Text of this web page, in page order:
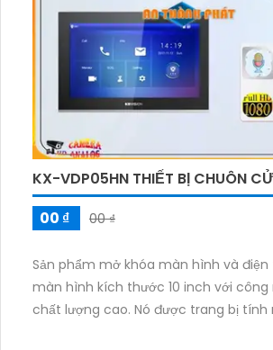
năng nhìn rõ vào ban đêm nhờ công
Ngoại SMD.
KX-VDP05HN THIẾT BỊ CHUÔN
00 ₫
00 ₫
Sản phẩm mở khóa màn hình và
màn hình kích thước 10 inch với công
chất lượng cao. Nó được trang bị tính